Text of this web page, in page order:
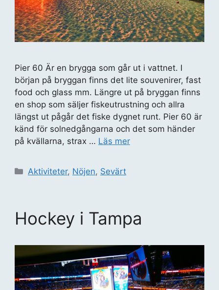
Pier 60 Är en brygga som går ut i vattnet. I
början på bryggan finns det lite souvenirer, fast
food och glass mm. Längre ut på bryggan finns
en shop som säljer fiskeutrustning och allra
längst ut pågår det fiske dygnet runt. Pier 60 är
känd för solnedgångarna och det som händer
på kvällarna, strax … Läs mer
Kategorier
Aktiviteter, Nöjen, Sevärt
Hockey i Tampa